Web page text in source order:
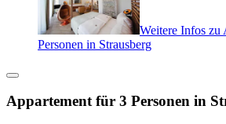
Weitere Infos zu
Personen in Strausberg
Appartement für 3 Personen in